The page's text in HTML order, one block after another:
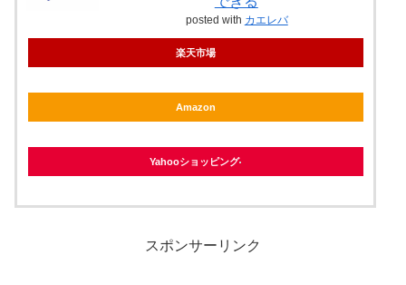
posted with カエレバ
楽天市場
Amazon
Yahooショッピング
スポンサーリンク